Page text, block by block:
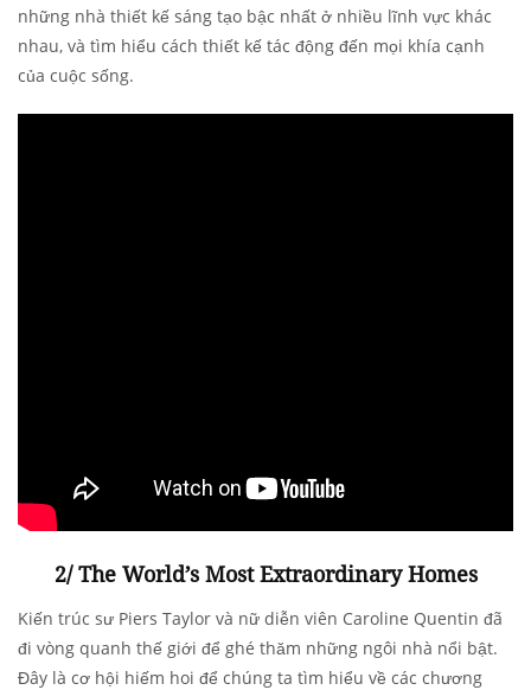
những nhà thiết kế sáng tạo bậc nhất ở nhiều lĩnh vực khác
nhau, và tìm hiểu cách thiết kế tác động đến mọi khía cạnh
của cuộc sống.
2/ The World’s Most Extraordinary Homes
Kiến trúc sư Piers Taylor và nữ diễn viên Caroline Quentin đã
đi vòng quanh thế giới để ghé thăm những ngôi nhà nổi bật.
Đây là cơ hội hiếm hoi để chúng ta tìm hiểu về các chương